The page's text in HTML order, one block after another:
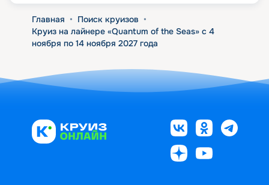
Главная • Поиск круизов •
Круиз на лайнере «Quantum of the Seas» с 4
ноября по 14 ноября 2027 года